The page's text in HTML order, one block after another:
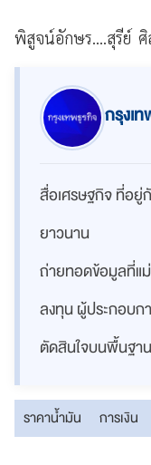
พิสูจน์อักษร....สุรีย์ ศิ
กรุงเ
สื่อเศรษฐกิจ ที่อยู่
ยาวนาน
ถ่ายทอดข้อมูลที่แ
ลงทุน ผู้ประกอบก
ตัดสินใจบนพื้นฐาน
ราคาน้ำมัน การเงิน